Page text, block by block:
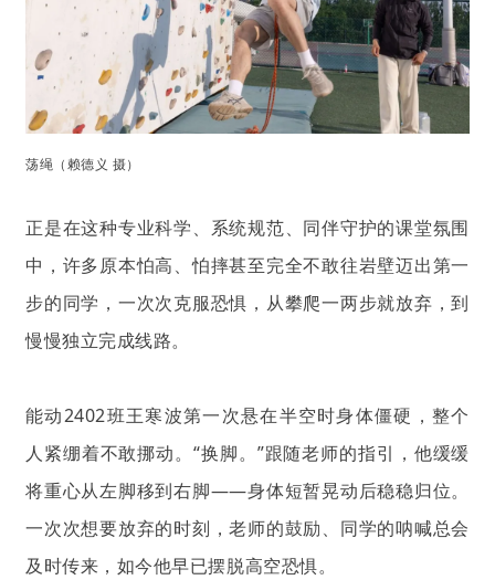
荡绳（赖德义 摄）
正是在这种专业科学、系统规范、同伴守护的课堂氛围
中，许多原本怕高、怕摔甚至完全不敢往岩壁迈出第一
步的同学，一次次克服恐惧，从攀爬一两步就放弃，到
慢慢独立完成线路。
能动2402班王寒波第一次悬在半空时身体僵硬，整个
人紧绷着不敢挪动。“换脚。”跟随老师的指引，他缓缓
将重心从左脚移到右脚——身体短暂晃动后稳稳归位。
一次次想要放弃的时刻，老师的鼓励、同学的呐喊总会
及时传来，如今他早已摆脱高空恐惧。